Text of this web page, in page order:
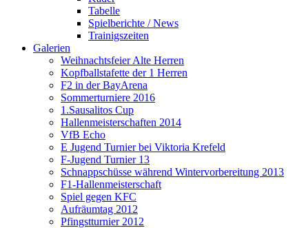
Tabelle
Spielberichte / News
Trainigszeiten
Galerien
Weihnachtsfeier Alte Herren
Kopfballstafette der 1 Herren
F2 in der BayArena
Sommerturniere 2016
1.Sausalitos Cup
Hallenmeisterschaften 2014
VfB Echo
E Jugend Turnier bei Viktoria Krefeld
F-Jugend Turnier 13
Schnappschüsse während Wintervorbereitung 2013
F1-Hallenmeisterschaft
Spiel gegen KFC
Aufräumtag 2012
Pfingstturnier 2012